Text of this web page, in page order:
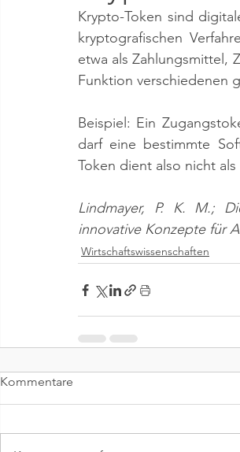
Krypto-Token sind
kryptografischen
etwa als Zahlungsmittel,
Funktion verschiedenen
Beispiel: Ein
darf eine bestimmte
Token dient also nicht
Lindmayer, P. K. M.;
innovative Konzepte für
Wirtschaftswissenschaften
Kommentare